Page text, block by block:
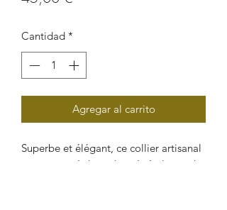
Cantidad *
Agregar al carrito
Superbe et élégant, ce collier artisanal
est composé de perles végétales et de